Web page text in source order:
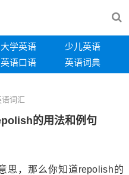
大学英语
少儿英语
英语口语 英语词典
语词汇
的用法和例句
思，那么你知道repolish的